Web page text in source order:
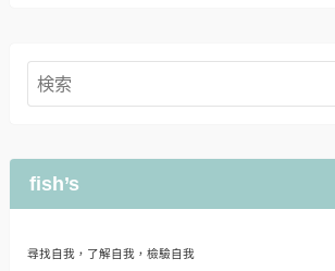
fish’s
尋找自我，了解自我，檢驗自我